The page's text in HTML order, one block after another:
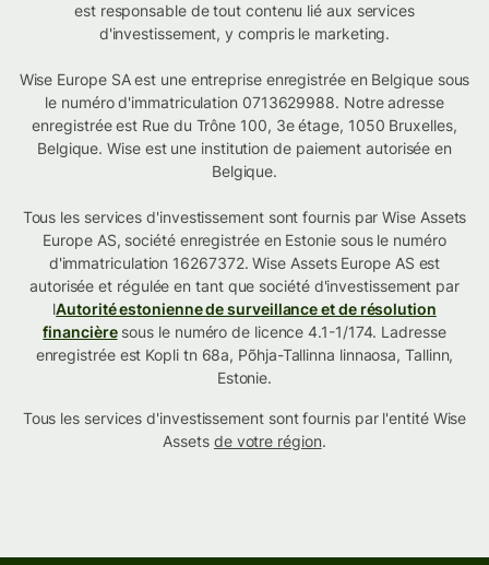
est responsable de tout contenu lié aux services
d'investissement, y compris le marketing.
Wise Europe SA est une entreprise enregistrée en Belgique sous
le numéro d'immatriculation 0713629988. Notre adresse
enregistrée est Rue du Trône 100, 3e étage, 1050 Bruxelles,
Belgique. Wise est une institution de paiement autorisée en
Belgique.
Tous les services d'investissement sont fournis par Wise Assets
Europe AS, société enregistrée en Estonie sous le numéro
d'immatriculation 16267372. Wise Assets Europe AS est
autorisée et régulée en tant que société d'investissement par
lAutorité estonienne de surveillance et de résolution
financièresous le numéro de licence 4.1-1/174. Ladresse
enregistrée est Kopli tn 68a, Põhja-Tallinna linnaosa, Tallinn,
Estonie.
Tous les services d'investissement sont fournis par l'entité Wise
Assets de votre région.